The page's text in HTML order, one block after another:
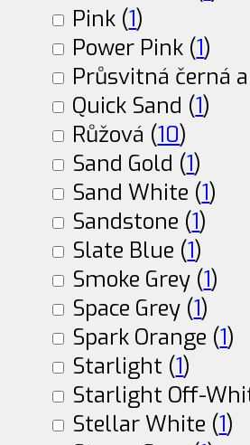
Pink (1)
Power Pink (1)
Průsvitná černá
Quick Sand (1)
Růžová (10)
Sand Gold (1)
Sand White (1)
Sandstone (1)
Slate Blue (1)
Smoke Grey (1)
Space Grey (1)
Spark Orange (1)
Starlight (1)
Starlight Off-
Stellar White (1)